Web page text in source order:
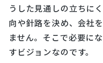
うした見通しの立ちに
向や針路を決め、会社
ません。そこで必要に
すビジョンなのです。